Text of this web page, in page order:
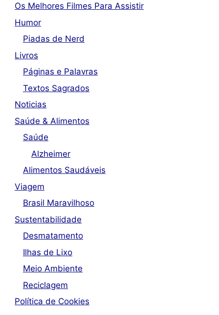
Os Melhores Filmes Para Assistir
Humor
Piadas de Nerd
Livros
Páginas e Palavras
Textos Sagrados
Noticias
Saúde & Alimentos
Saúde
Alzheimer
Alimentos Saudáveis
Viagem
Brasil Maravilhoso
Sustentabilidade
Desmatamento
Ilhas de Lixo
Meio Ambiente
Reciclagem
Política de Cookies